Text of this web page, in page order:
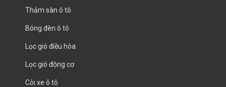
Thảm sàn ô tô
Bóng đèn ô tô
Lọc gió điều hòa
Lọc gió động cơ
Còi xe ô tô